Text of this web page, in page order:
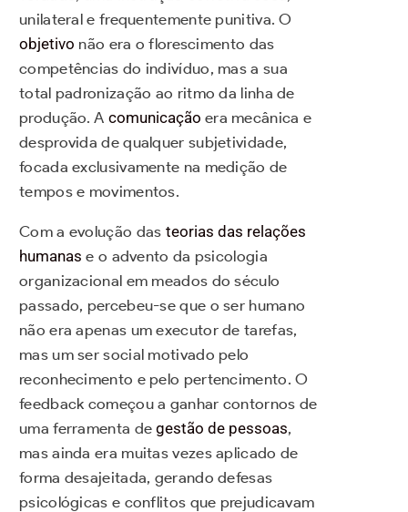
unilateral e frequentemente punitiva. O
objetivo não era o florescimento das
competências do indivíduo, mas a sua
total padronização ao ritmo da linha de
produção. A comunicação era mecânica e
desprovida de qualquer subjetividade,
focada exclusivamente na medição de
tempos e movimentos.
Com a evolução das teorias das relações
humanas e o advento da psicologia
organizacional em meados do século
passado, percebeu-se que o ser humano
não era apenas um executor de tarefas,
mas um ser social motivado pelo
reconhecimento e pelo pertencimento. O
feedback começou a ganhar contornos de
uma ferramenta degestão de pessoas,
mas ainda era muitas vezes aplicado de
forma desajeitada, gerando defesas
psicológicas e conflitos que prejudicavam